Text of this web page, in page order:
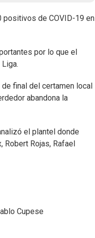
positivos de COVID-19 en
por lo que el
final del certamen local
abandona la
el plantel donde
Rojas, Rafael
Cupese